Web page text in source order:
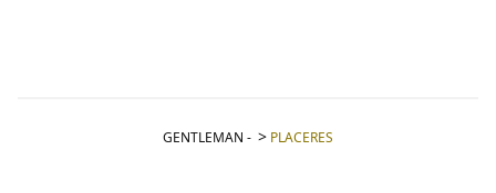
GENTLEMAN - PLACERES